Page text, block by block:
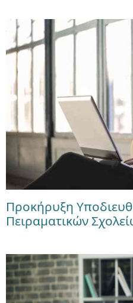
Προκήρυξη
Πειραματικών